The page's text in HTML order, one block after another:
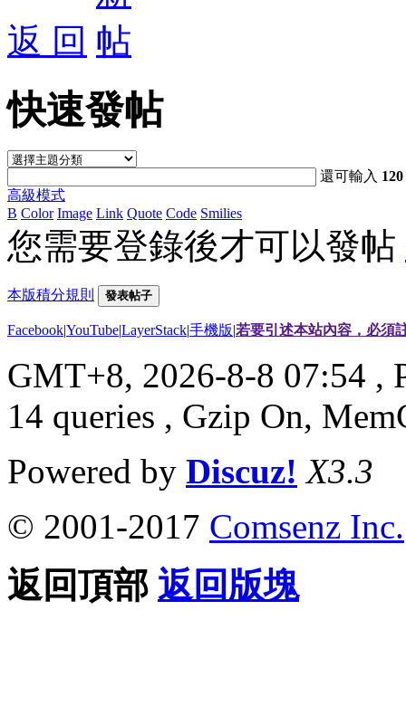
返 回
快速發帖
還可輸入 120
高級模式
B Color Image Link Quote Code Smilies
您需要登錄後才可以發帖
本版積分規則 發表帖子
Facebook|YouTube|LayerStack|手機版|若要引述本站內容，必須
GMT+8, 2026-8-8 07:54 ,
14 queries , Gzip On,
Powered by Discuz! X3.3
© 2001-2017 Comsenz Inc.
返回頂部 返回版塊